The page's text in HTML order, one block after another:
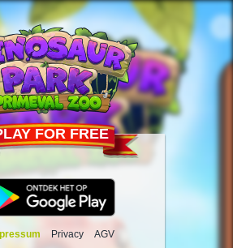
FOR FREE
Privacy
AGV